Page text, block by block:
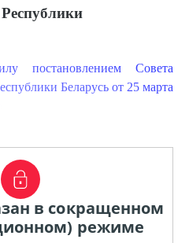
постановлением Совета
Беларусь от 25 марта
в сокращенном
режиме